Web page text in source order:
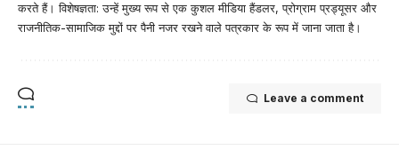
करते हैं। विशेषज्ञता: उन्हें मुख्य रूप से एक कुशल मीडिया हैंडलर, प्रोग्राम प्रड्यूसर और
राजनीतिक-सामाजिक मुद्दों पर पैनी नजर रखने वाले पत्रकार के रूप में जाना जाता है।
Leave a comment